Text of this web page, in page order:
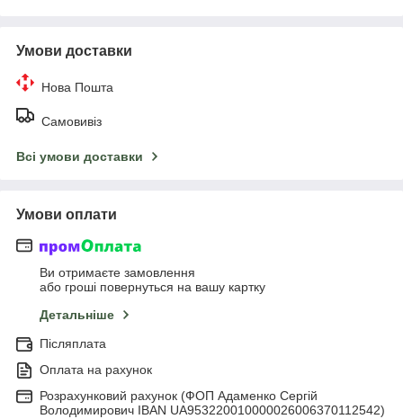
Умови доставки
Нова Пошта
Самовивіз
Всі умови доставки
Умови оплати
Ви отримаєте замовлення
або гроші повернуться на вашу картку
Детальніше
Післяплата
Оплата на рахунок
Розрахунковий рахунок (ФОП Адаменко Сергій
Володимирович IBAN UA953220010000026006370112542)